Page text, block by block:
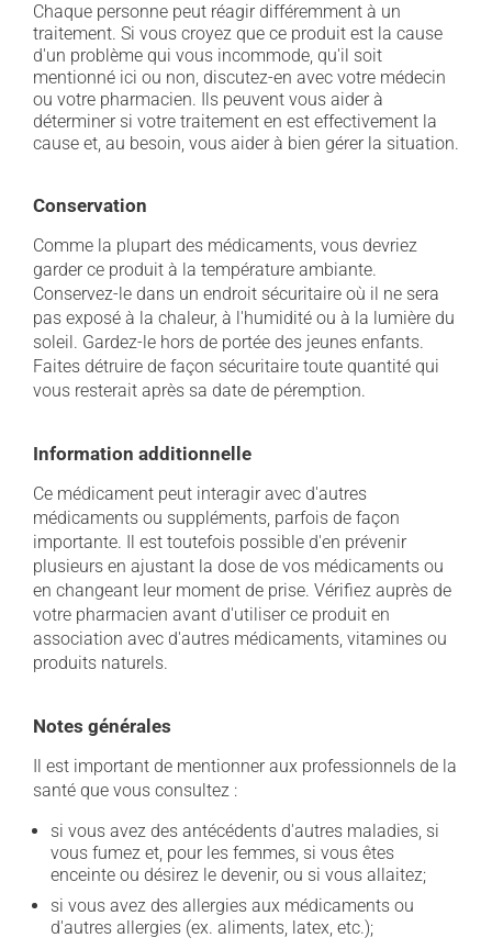
Chaque personne peut réagir différemment à un
traitement. Si vous croyez que ce produit est la cause
d'un problème qui vous incommode, qu'il soit
mentionné ici ou non, discutez-en avec votre médecin
ou votre pharmacien. Ils peuvent vous aider à
déterminer si votre traitement en est effectivement la
cause et, au besoin, vous aider à bien gérer la situation.
Conservation
Comme la plupart des médicaments, vous devriez
garder ce produit à la température ambiante.
Conservez-le dans un endroit sécuritaire où il ne sera
pas exposé à la chaleur, à l'humidité ou à la lumière du
soleil. Gardez-le hors de portée des jeunes enfants.
Faites détruire de façon sécuritaire toute quantité qui
vous resterait après sa date de péremption.
Information additionnelle
Ce médicament peut interagir avec d'autres
médicaments ou suppléments, parfois de façon
importante. Il est toutefois possible d'en prévenir
plusieurs en ajustant la dose de vos médicaments ou
en changeant leur moment de prise. Vérifiez auprès de
votre pharmacien avant d'utiliser ce produit en
association avec d'autres médicaments, vitamines ou
produits naturels.
Notes générales
Il est important de mentionner aux professionnels de la
santé que vous consultez :
si vous avez des antécédents d'autres maladies, si
vous fumez et, pour les femmes, si vous êtes
enceinte ou désirez le devenir, ou si vous allaitez;
si vous avez des allergies aux médicaments ou
d'autres allergies (ex. aliments, latex, etc.);